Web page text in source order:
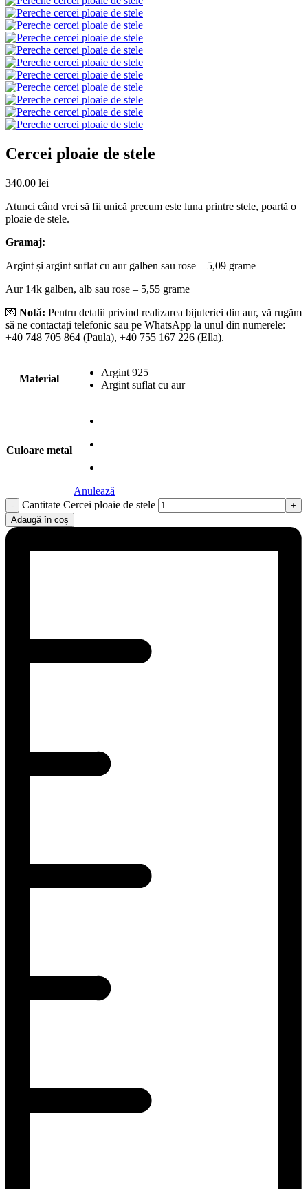
Cercei ploaie de stele
340.00 lei
Atunci când vrei să fii unică precum este luna printre stele, poartă o
ploaie de stele.
Gramaj:
Argint și argint suflat cu aur galben sau rose – 5,09 grame
Aur 14k galben, alb sau rose – 5,55 grame
💌 Notă: Pentru detalii privind realizarea bijuteriei din aur, vă rugăm
să ne contactați telefonic sau pe WhatsApp la unul din numerele:
+40 748 705 864 (Paula), ‪+40 755 167 226‬ (Ella).
Material
Argint 925
Argint suflat cu aur
Culoare metal
Anulează
Cantitate Cercei ploaie de stele
Adaugă în coș